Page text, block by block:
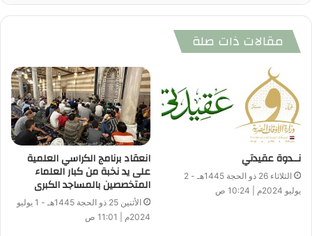
الفقهاء في ذلك، من منطلق قول الله تعالى : ” وَإِذَا كُنْتَ فِيهِمْ
سَجَدُوا فَلْيَكُونُوا مِنْ وَرَائِكُمْ وَلْتَأْتِ طَائِفَةٌ أُخْرَى لَمْ يُصَلُّوا فَلْيُصَلُّوا
أَسْلِحَتِكُمْ وَأَمْتِعَتِكُمْ فَيَمِيلُونَ عَلَيْكُمْ مَيْلَةً وَاحِدَةً ” (النساء : 102 ) .
المركز الإعلامي لوزارة الأوقاف
مقالات ذات صلة
نــدوة عقيدتي
الثلاثاء 26 ذو الحجة 1445هـ - 2
يوليو 2024م | 10:24 ص
انعقاد برنامج الكراسي العلمية
على يد نخبة من كبار العلماء
المتخصصين بالمساجد الكبرى
الأثنين 25 ذو الحجة 1445هـ - 1 يوليو
2024م | 11:01 ص